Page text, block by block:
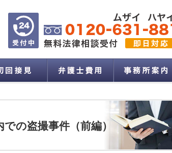
の盗撮事件（前編）